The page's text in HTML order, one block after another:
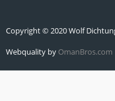
Copyright © 2020 Wolf
Webquality by OmanBros.com